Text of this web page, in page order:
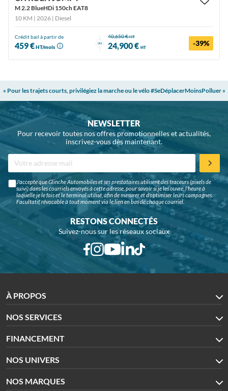
M 2.2 BlueHDi 150ch EAT8
10 KM | 2026 | Diesel
Crédit bail à partir de
459 €HT/mois
ou
40,650 €HT
24,900 € HT -39%
« Pour les trajets courts, privilégiez la marche ou le vélo #SeDéplacerMoinsPolluer »
NEWSLETTER
Pour recevoir toutes nos offres promotionnelles et actualités,
inscrivez-vous dès maintenant.
J'accepte que Glinche Automobiles et ses prestataires utilisent des traceurs (pixels de
suivi) dans les courriels envoyés à cette adresse, pour savoir si je les ouvre, l'heure à
laquelle je le fais et le terminal utilisé, afin de mesurer et d'optimiser leurs campagnes.
Facultatif, révocable à tout moment via le lien en bas de chaque courriel.
RESTONS CONNECTÉS
Suivez-nous sur les réseaux sociaux
À PROPOS
NOS SERVICES
FINANCEMENT
NOS UNIVERS
NOS MARQUES